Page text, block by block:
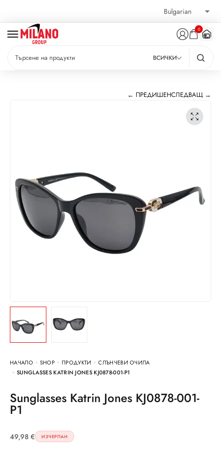
0
ВСИЧКИ
← ПРЕДИШЕНСЛЕДВАЩ →
НАЧАЛО SHOP ПРОДУКТИ
СЛЪНЧЕВИ ОЧИЛА
SUNGLASSES KATRIN JONES KJ0878-001-P1
Sunglasses Katrin Jones KJ0878-001-
P1
49,98 € ИЗЧЕРПАН